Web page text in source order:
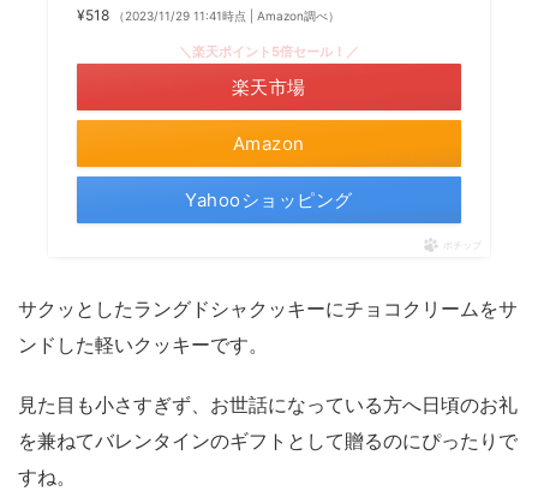
¥518
（2023/11/29 11:41時点 | Amazon調べ）
Amazon
＼楽天ポイント5倍セール！／
楽天市場
Yahooショッピング
ポチップ
サクッとしたラングドシャクッキーにチョコクリームをサ
ンドした軽いクッキーです。
見た目も小さすぎず、お世話になっている方へ日頃のお礼
を兼ねてバレンタインのギフトとして贈るのにぴったりで
すね。